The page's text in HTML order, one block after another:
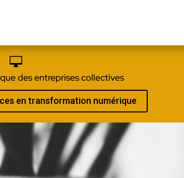

des entreprises collectives
en transformation numérique